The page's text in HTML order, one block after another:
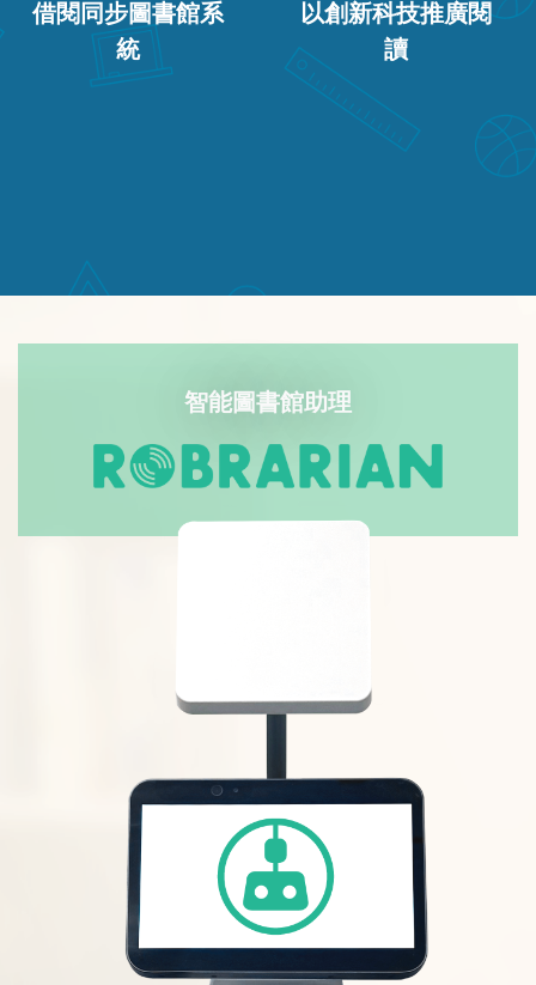
借閱同步圖書館系
統
以創新科技推廣閱
讀
智能圖書館助理